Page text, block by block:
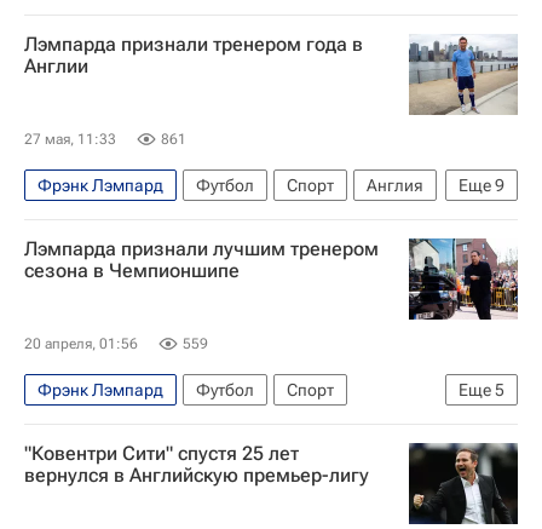
Лэмпарда признали тренером года в
Англии
27 мая, 11:33 861
Еще9
Фрэнк Лэмпард Футбол Спорт
Англия
Унаи Эмери
Хосеп Гвардиола
АПЛ 2026-2027 (Чемпионат Англии по футболу)
Арсенал (Лондон)
Лига чемпионов УЕФА 2026-2027
Лэмпарда признали лучшим тренером
сезона в Чемпионшипе
20 апреля, 01:56 559
Еще5
Фрэнк Лэмпард Футбол
Спорт
АПЛ 2026-2027 (Чемпионат Англии по футболу)
Челси
Ковентри Сити
"Ковентри Сити" спустя 25 лет
вернулся в Английскую премьер-лигу